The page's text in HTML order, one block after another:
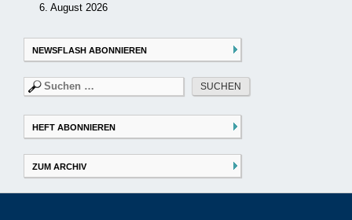
6. August 2026
NEWSFLASH ABONNIEREN
Suchen
nach:
HEFT ABONNIEREN
ZUM ARCHIV